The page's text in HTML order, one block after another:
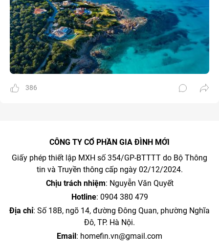
386
CÔNG TY CỔ PHẦN GIA ĐÌNH MỚI
Giấy phép thiết lập MXH số 354/GP-BTTTT do Bộ Thông
tin và Truyền thông cấp ngày 02/12/2024.
Chịu trách nhiệm: Nguyễn Văn Quyết
Hotline: 0904 380 479
Địa chỉ: Số 18B, ngõ 14, đường Đông Quan, phường Nghĩa
Đô, TP. Hà Nội.
Email: homefin.vn@gmail.com